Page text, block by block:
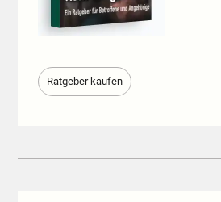
Ratgeber kaufen